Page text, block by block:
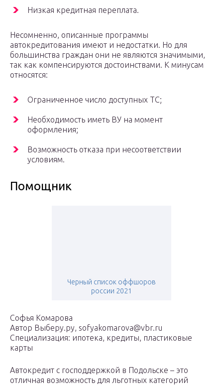
Низкая кредитная переплата.
Несомненно, описанные программы
автокредитования имеют и недостатки. Но для
большинства граждан они не являются значимыми,
так как компенсируются достоинствами. К минусам
относятся:
Ограниченное число доступных ТС;
Необходимость иметь ВУ на момент
оформления;
Возможность отказа при несоответствии
условиям.
Помощник
Черный список оффшоров
россии 2021
Софья Комарова
Автор Выберу.ру, sofyakomarova@vbr.ru
Специализация: ипотека, кредиты, пластиковые
карты
Автокредит с господдержкой в Подольске – это
отличная возможность для льготных категорий